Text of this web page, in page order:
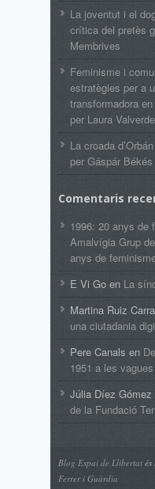
La joventut i el
crítica del pretès
Membrives
Feminisme i
estratègies per a
transformadora
per Laura Valverde
La croada
per Gáspár Békés
Comentaris
1996: 20 anys de
Amalvígia Grup
anys de
E Vi Go en La
Martina Ruiz
una ciutadania
Pere Canals en
1951 a les
Júlia Díez Gómez
de la Fundació
Blog Espai de Llibertat
Ferrer i Guàrdia